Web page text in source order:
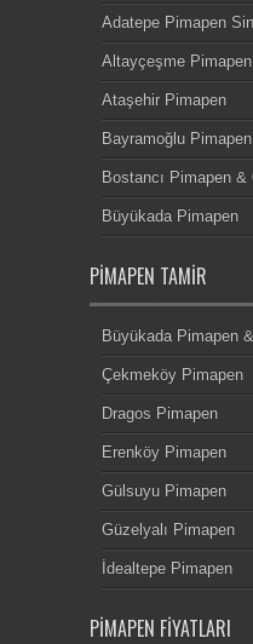
Adatepe Pimapen
Altayçeşme Pimapen
Ataşehir Pimapen
Bayramoğlu Pimapen
Bostancı Pimapen &
Büyükada Pimapen
PIMAPEN TAMIR
Büyükada Pimapen
Çekmeköy Pimapen
Dragos Pimapen
Erenköy Pimapen
Gülsuyu Pimapen
Güzelyalı Pimapen
İdealtepe Pimapen
PIMAPEN FIYATLARI